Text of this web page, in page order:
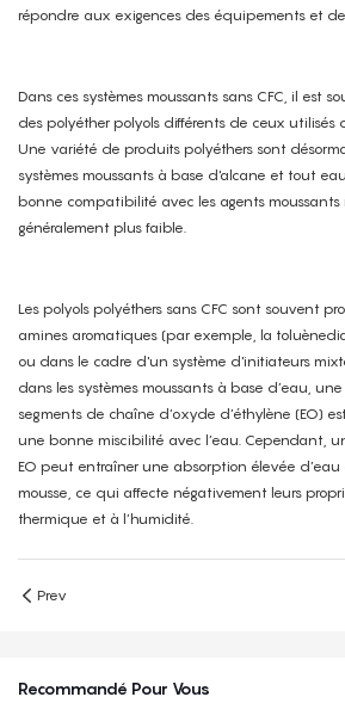
répondre aux exigences des équipements et
Dans ces systèmes moussants sans CFC, il est
des polyéther polyols différents de ceux utilisés
Une variété de produits polyéthers sont
systèmes moussants à base d'alcane et tout
bonne compatibilité avec les agents moussants
généralement plus faible.
Les polyols polyéthers sans CFC sont souvent
amines aromatiques (par exemple, la
ou dans le cadre d'un système d'initiateurs
dans les systèmes moussants à base d’eau,
segments de chaîne d’oxyde d’éthylène (EO)
une bonne miscibilité avec l’eau. Cependant,
EO peut entraîner une absorption élevée
mousse, ce qui affecte négativement leurs
thermique et à l’humidité.
Prev
Recommandé Pour Vous